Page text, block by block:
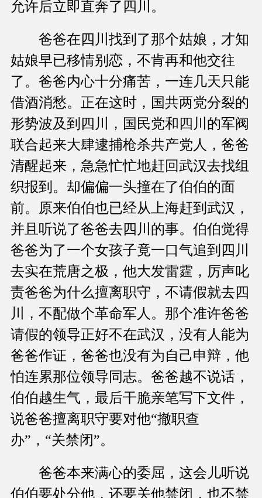
允许后立即直奔了四川。
爸爸在四川找到了那个姑娘，才知
姑娘早已移情别恋，不肯再和他交往
了。爸爸内心十分痛苦，一连几天只能
借酒消愁。正在这时，国共两党分裂的
形势波及到四川，国民党和四川的军阀
联合起来大肆逮捕枪杀共产党人，爸爸
清醒起来，急急忙忙地赶回武汉去找组
织报到。却偏偏一头撞在了伯伯的面
前。原来伯伯也已经从上海赶到武汉，
并且听说了爸爸去四川的事。伯伯觉得
爸爸为了一个女孩子竟一口气追到四川
去实在荒唐之极，他大发雷霆，厉声叱
责爸爸为什么擅离职守，不请假就去四
川，不配做个革命军人。那个准许爸爸
请假的领导正好不在武汉，没有人能为
爸爸作证，爸爸也没有为自己申辩，他
怕连累那位领导同志。爸爸越不说话，
伯伯越生气，最后干脆亲笔写下文件，
说爸爸擅离职守要对他“撤职查
办”，“关禁闭”。
爸爸本来满心的委屈，这会儿听说
伯伯要处分他，还要关他禁闭，也不禁